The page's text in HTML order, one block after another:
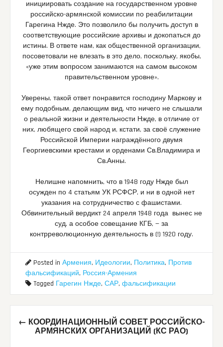
инициировать создание на государственном уровне
российско-армянской комиссии по реабилитации
Гарегина Нжде. Это позволило бы получить доступ в
соответствующие российские архивы и докопаться до
истины. В ответе нам, как общественной организации,
посоветовали не влезать в это дело, поскольку, якобы,
«уже этим вопросом занимаются на самом высоком
правительственном уровне».
Уверены, такой ответ понравится господину Маркову и
ему подобным, делающим вид, что ничего не слышали
о реальной жизни и деятельности Нжде, в отличие от
них, любящего свой народ и, кстати, за своё служение
Российской Империи награждённого двумя
Георгиевскими крестами и орденами Св.Владимира и
Св.Анны.
Нелишне напомнить, что в 1948 году Нжде был
осужден по 4 статьям УК РСФСР, и ни в одной нет
указания на сотрудничество с фашистами.
Обвинительный вердикт 24 апреля 1948 года вынес не
суд, а особое совещание КГБ, — за
контрреволюционную деятельность в (!) 1920 году.
Posted in Армения, Идеологии, Политика, Против
фальсификаций, Россия-Армения
Tagged Гарегин Нжде, САР, фальсификации
Post
navigation
← КООРДИНАЦИОННЫЙ СОВЕТ РОССИЙСКО-
АРМЯНСКИХ ОРГАНИЗАЦИЙ (КС РАО)